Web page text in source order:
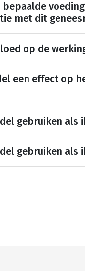
met dit
op de
een effect op
gebruiken als
gebruiken als